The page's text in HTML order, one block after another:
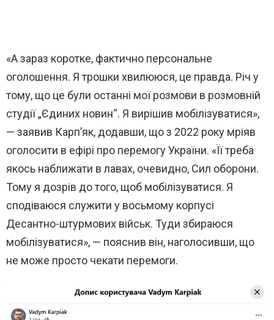
«А зараз коротке, фактично персональне
оголошення. Я трошки хвилююся, це правда. Річ у
тому, що це були останні мої розмови в розмовній
студії „Єдиних новин“. Я вирішив мобілізуватися»,
— заявив Карп’як, додавши, що з 2022 року мріяв
оголосити в ефірі про перемогу України. «Її треба
якось наближати в лавах, очевидно, Сил оборони.
Тому я дозрів до того, щоб мобілізуватися. Я
сподіваюся служити у восьмому корпусі
Десантно-штурмових військ. Туди збираюся
мобілізуватися», — пояснив він, наголосивши, що
не може просто чекати перемоги.